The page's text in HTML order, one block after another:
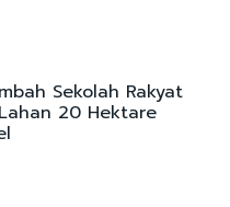
Sekolah Rakyat
20 Hektare